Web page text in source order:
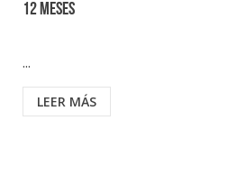
12 meses
...
LEER MÁS